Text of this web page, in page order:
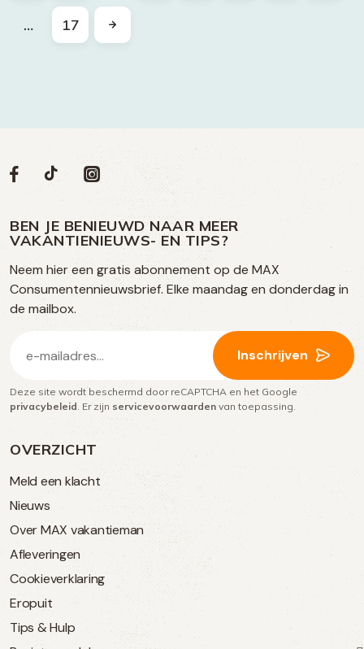
… 17
OVERZICHT
Meld een klacht
Nieuws
Over MAX vakantieman
Afleveringen
Cookieverklaring
Eropuit
Tips & Hulp
Volg
op
social
media
Social
Volg
op
Facebook
Volg
op
TikTok
Volg
op
Instagram
BEN JE BENIEUWD NAAR MEER
VAKANTIENIEUWS- EN TIPS?
Neem hier een gratis abonnement op de MAX
Consumentennieuwsbrief. Elke maandag en donderdag in
de mailbox.
mailadres
(Vereist)
Inschrijven
Deze site wordt beschermd door reCAPTCHA en het Google
privacybeleid. Er zijn servicevoorwaarden van toepassing.